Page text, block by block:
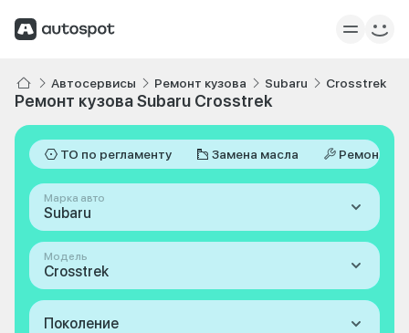
Автосервисы Ремонт кузова Subaru Crosstrek
Ремонт кузова Subaru Crosstrek
ТО по регламенту Замена масла Ремонт
Марка авто
Subaru
Модель
Crosstrek
Поколение